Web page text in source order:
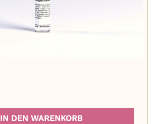
IN DEN WARENKORB